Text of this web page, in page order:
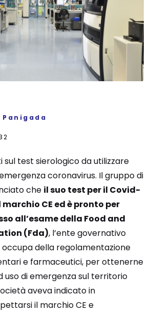
sul test sierologico da utilizzare
coronavirus. Il gruppo di
che il suo test per il Covid-
CE ed è pronto per
all’esame della Food and
(Fda), l’ente governativo
della regolamentazione
e farmaceutici, per ottenerne
uso di emergenza sul territorio
aveva indicato in
il marchio CE e